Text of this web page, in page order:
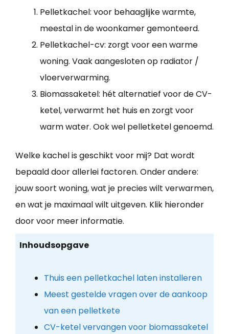
Pelletkachel: voor behaaglijke warmte,
meestal in de woonkamer gemonteerd.
Pelletkachel-cv: zorgt voor een warme
woning. Vaak aangesloten op radiator /
vloerverwarming.
Biomassaketel: hét alternatief voor de CV-
ketel, verwarmt het huis en zorgt voor
warm water. Ook wel pelletketel genoemd.
Welke kachel is geschikt voor mij? Dat wordt
bepaald door allerlei factoren. Onder andere:
jouw soort woning, wat je precies wilt verwarmen,
en wat je maximaal wilt uitgeven. Klik hieronder
door voor meer informatie.
Inhoudsopgave
Thuis een pelletkachel laten installeren
Meest gestelde vragen over de aankoop
van een pelletkete
CV-ketel vervangen voor biomassaketel